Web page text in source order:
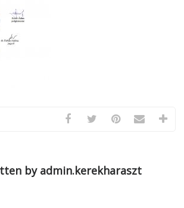
by admin.kerekharaszt